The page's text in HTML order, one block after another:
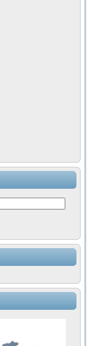
параметров
элементной
для
скорости подвижного
Nl SCXI для
сварных
зрения в
для
аппаратуры для
процессов ДВС в
передачи данных
для исследования
для исследования
на основе цифровой
измерителя ВАХ
сигналов -
модуля с высоким
состояния для
стенда для измерения